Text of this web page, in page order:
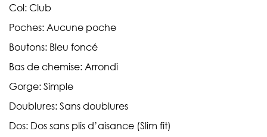
Col: Club
Poches: Aucune poche
Boutons: Bleu foncé
Bas de chemise: Arrondi
Gorge: Simple
Doublures: Sans doublures
Dos: Dos sans plis d’aisance (Slim fit)